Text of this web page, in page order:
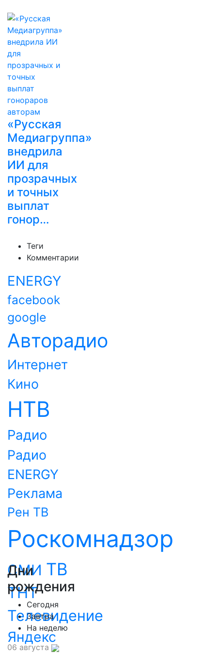
«Русская
Медиагруппа»
внедрила
ИИ для
прозрачных
и точных
выплат
гонор…
Теги
Комментарии
ENERGY
facebook
google
Авторадио
Интернет
Кино
НТВ
Радио
Радио
ENERGY
Реклама
Рен ТВ
Роскомнадзор
СМИ ТВ
ТНТ
Телевидение
Яндекс
Дни
рождения
Сегодня
Завтра
На неделю
06 августа